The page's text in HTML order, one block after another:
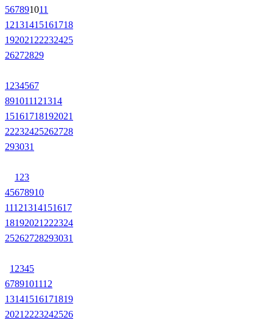
567891011
12131415161718
192021 22232425
26272829
1 234567
891011121314
15161718192021
22232425262728
293031
1 23
45678910
11121314151617
18192021 222324
25262728293031
1 2345
6789101112
13141516171819
2021 2223242526